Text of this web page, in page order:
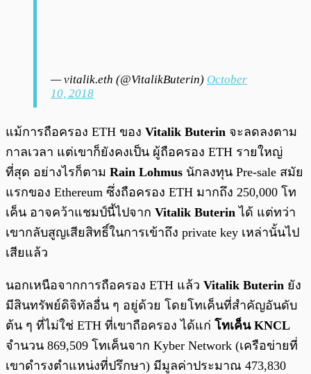
— vitalik.eth (@VitalikButerin) October
10, 2018
แม้การถือครอง ETH ของ Vitalik Buterin จะลดลงตาม
กาลเวลา แต่เขาก็ยังคงเป็น ผู้ถือครอง ETH รายใหญ่
ที่สุด อย่างไรก็ตาม Rain Lohmus นักลงทุน Pre-sale สมัย
แรกของ Ethereum ซึ่งถือครอง ETH มากถึง 250,000 โท
เค็น อาจคว้าแชมป์นี้ไปจาก Vitalik Buterin ได้ แต่ทว่า
เขากลับสูญเสียสิทธิ์ในการเข้าถึง private key เหล่านั้นไป
เสียแล้ว
นอกเหนือจากการถือครอง ETH แล้ว Vitalik Buterin ยัง
มีสินทรัพย์ดิจิทัลอื่น ๆ อยู่ด้วย โดยโทเค็นที่สำคัญอันดับ
ต้น ๆ ที่ไม่ใช่ ETH ที่เขาถือครอง ได้แก่ โทเค็น KNCL
จำนวน 869,509 โทเค็นจาก Kyber Network (เครือข่ายที่
เขาดำรงตำแหน่งที่ปรึกษา) มีมูลค่าประมาณ 473,830